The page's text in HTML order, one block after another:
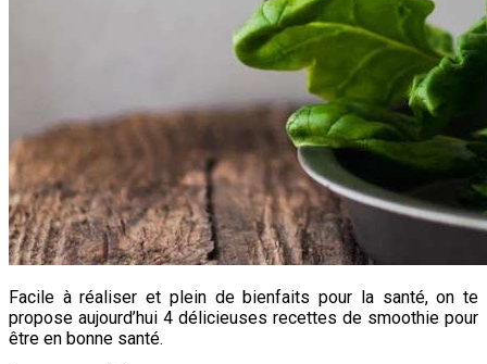
Facile à réaliser et plein de bienfaits pour la santé, on te
propose aujourd’hui 4 délicieuses recettes de smoothie pour
être en bonne santé.